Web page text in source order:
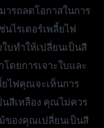
ารถลดโอกาสในการ
ไรเดอร์เพลี้ยไฟ
บทําให้เปลี่ยนเป็นสี
ดยการเจาะใบและ
ยไฟคุณจะเห็นการ
นสีเหลือง คุณไม่ควร
ของคุณเปลี่ยนเป็นสี